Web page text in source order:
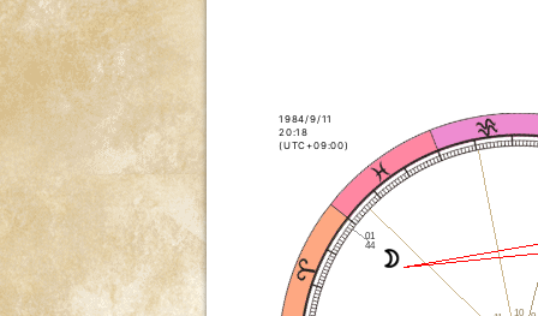
1984/9/11
20:18
(UTC+09:00)
10
01
44